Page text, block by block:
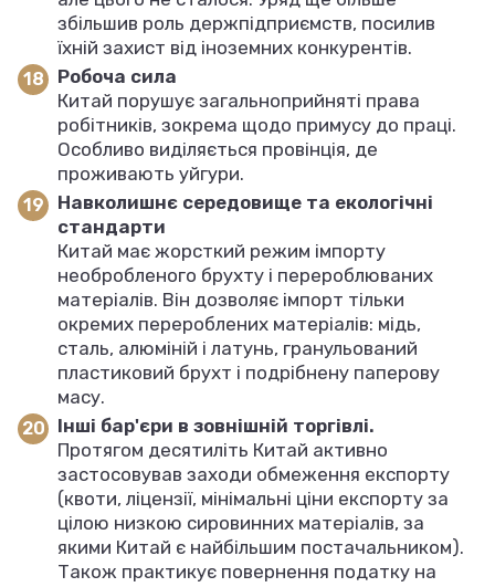
збільшив роль держпідприємств, посилив
їхній захист від іноземних конкурентів.
Робоча сила
Китай порушує загальноприйняті права
робітників, зокрема щодо примусу до праці.
Особливо виділяється провінція, де
проживають уйгури.
Навколишнє середовище та екологічні
стандарти
Китай має жорсткий режим імпорту
необробленого брухту і перероблюваних
матеріалів. Він дозволяє імпорт тільки
окремих перероблених матеріалів: мідь,
сталь, алюміній і латунь, гранульований
пластиковий брухт і подрібнену паперову
масу.
Інші бар'єри в зовнішній торгівлі.
Протягом десятиліть Китай активно
застосовував заходи обмеження експорту
(квоти, ліцензії, мінімальні ціни експорту за
цілою низкою сировинних матеріалів, за
якими Китай є найбільшим постачальником).
Також практикує повернення податку на